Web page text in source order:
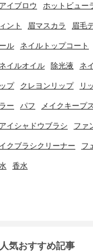
アイブロウ ホットビュー
ント 眉マスカラ 眉毛
ル ネイルトップコート
ネイルオイル 除光液 ネ
プ クレヨンリップ リ
ー パフ メイクキープ
アイシャドウブラシ ファ
クブラシクリーナー フ
香水
気おすすめ記事